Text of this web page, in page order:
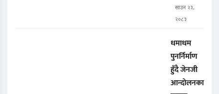
साउन २३,
२०८३
धमाधम
पुनर्निर्माण
हुँदै जेनजी
आन्दोलनका